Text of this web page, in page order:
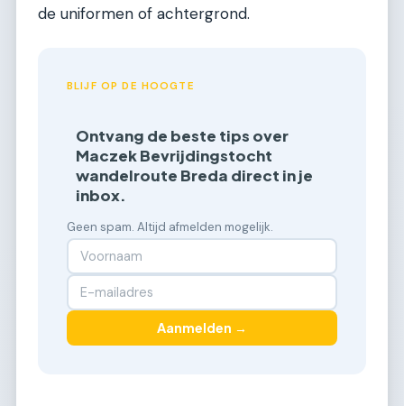
de uniformen of achtergrond.
BLIJF OP DE HOOGTE
Ontvang de beste tips over
Maczek Bevrijdingstocht
wandelroute Breda direct in je
inbox.
Geen spam. Altijd afmelden mogelijk.
Aanmelden →